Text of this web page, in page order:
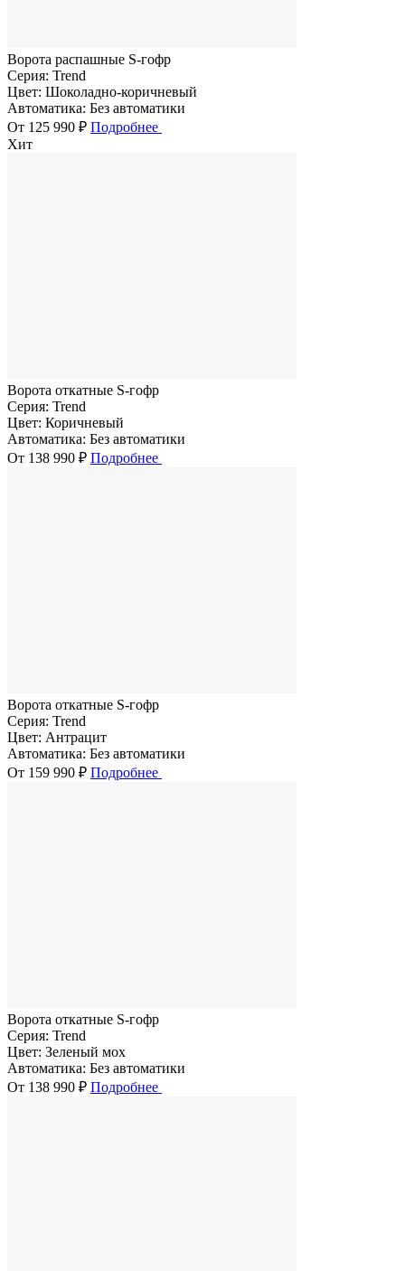
Ворота распашные S-гофр
Серия: Trend
Цвет: Шоколадно-коричневый
Автоматика: Без автоматики
От 125 990 ₽ Подробнее
Хит
Ворота откатные S-гофр
Серия: Trend
Цвет: Коричневый
Автоматика: Без автоматики
От 138 990 ₽ Подробнее
Ворота откатные S-гофр
Серия: Trend
Цвет: Антрацит
Автоматика: Без автоматики
От 159 990 ₽ Подробнее
Ворота откатные S-гофр
Серия: Trend
Цвет: Зеленый мох
Автоматика: Без автоматики
От 138 990 ₽ Подробнее